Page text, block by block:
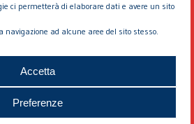
ci permetterà di elaborare dati e avere un sito
navigazione ad alcune aree del sito stesso.
Accetta
Preferenze
EDDYBURG